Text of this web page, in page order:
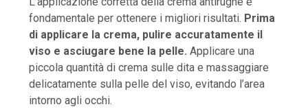
fondamentale per ottenere i migliori risultati. Prima
di applicare la crema, pulire accuratamente il
viso e asciugare bene la pelle. Applicare una
piccola quantità di crema sulle dita e massaggiare
delicatamente sulla pelle del viso, evitando l’area
intorno agli occhi.